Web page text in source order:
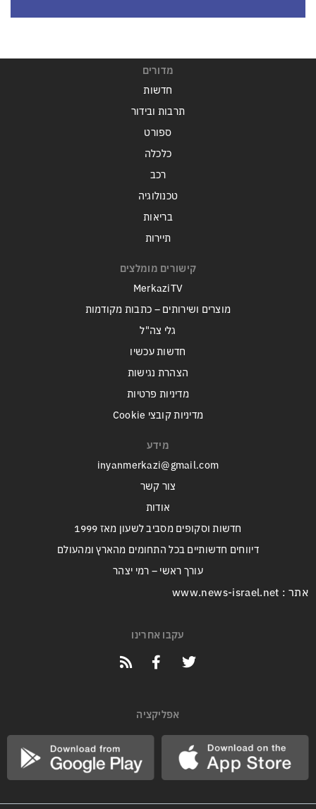
מדורים
חדשות
תרבות ובידור
ספורט
כלכלה
רכב
טכנולוגיה
בריאות
תיירות
קישורים מומלצים
MerkaziTV
מוצרים ושירותים – כתבות מקודמות
גלי צה"ל
חדשות עכשיו
הצהרת נגישות
מדיניות פרטיות
מדיניות קובצי Cookie
מידע
inyanmerkazi@gmail.com
צור קשר
אודות
חדשות וסקופים מסביב לשעון מאז 1999
דיווחים חדשותיים בכל התחומים מהארץ ומהעולם
עורך ראשי – רמי יצהר
אתר : www.news-israel.net
עקבו אחרינו
אפליקציה